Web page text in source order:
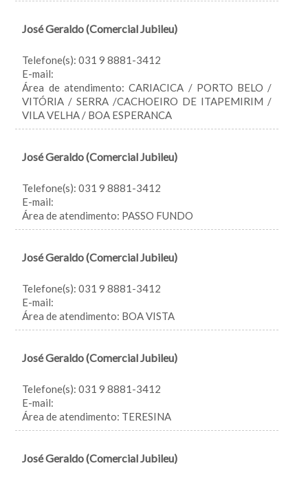
José Geraldo (Comercial Jubileu)
Telefone(s): 031 9 8881-3412
E-mail:
Área de atendimento: CARIACICA / PORTO BELO /
VITÓRIA / SERRA /CACHOEIRO DE ITAPEMIRIM /
VILA VELHA / BOA ESPERANCA
José Geraldo (Comercial Jubileu)
Telefone(s): 031 9 8881-3412
E-mail:
Área de atendimento: PASSO FUNDO
José Geraldo (Comercial Jubileu)
Telefone(s): 031 9 8881-3412
E-mail:
Área de atendimento: BOA VISTA
José Geraldo (Comercial Jubileu)
Telefone(s): 031 9 8881-3412
E-mail:
Área de atendimento: TERESINA
José Geraldo (Comercial Jubileu)